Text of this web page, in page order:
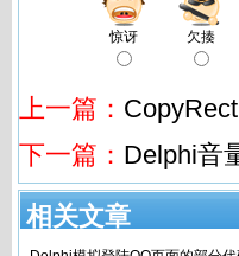
惊讶 欠揍
上一篇：
下一篇： Delphi音
相关文章